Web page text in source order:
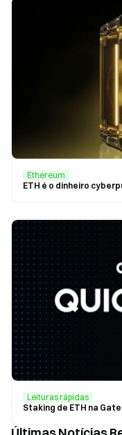
Ethereum
ETH é o dinheiro
Leituras rápidas